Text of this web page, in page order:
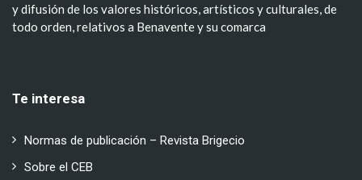
y difusión de los valores históricos, artísticos y culturales, de
todo orden, relativos a Benavente y su comarca
Te interesa
Normas de publicación – Revista Brigecio
Sobre el CEB